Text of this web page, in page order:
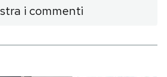
i commenti